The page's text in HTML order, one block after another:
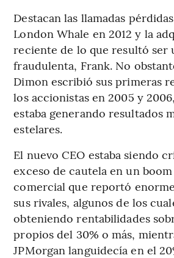
Destacan las llamadas
London Whale en 2012 y la
reciente de lo que resultó ser
fraudulenta, Frank. No
Dimon escribió sus primeras
los accionistas en 2005 y
estaba generando resultados
estelares.
El nuevo CEO estaba siendo
exceso de cautela en un
comercial que reportó
sus rivales, algunos de los
obteniendo rentabilidades
propios del 30% o más,
JPMorgan languidecía en el